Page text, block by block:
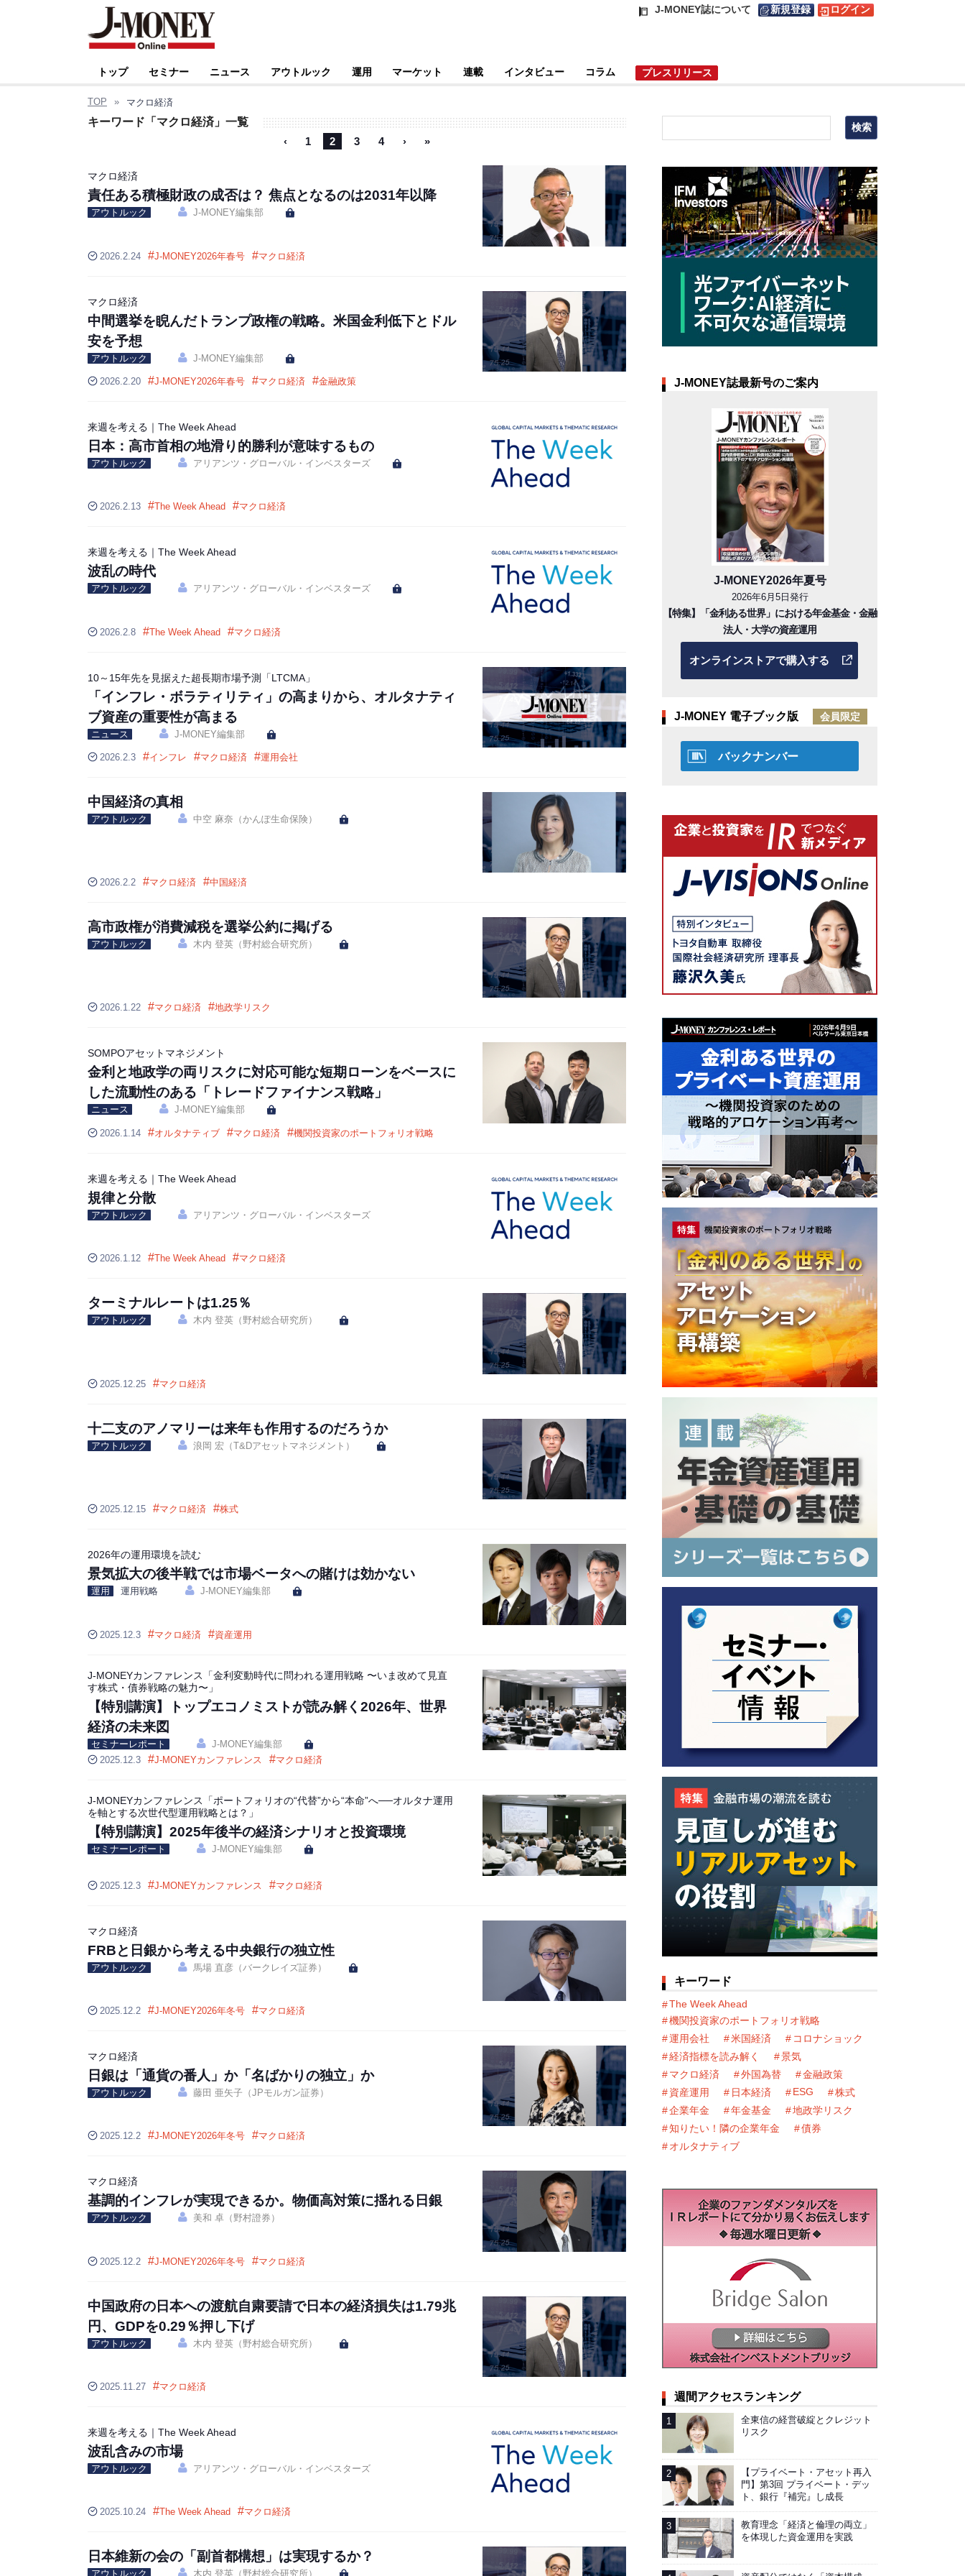
J-MONEY誌について 新規登録 ログイン
トップ セミナー ニュース アウトルック 運用 マーケット 連載 インタビュー コラム プレスリリース
TOP » マクロ経済
キーワード「マクロ経済」一覧
‹
1 2 3 4 › »
マクロ経済
責任ある積極財政の成否は？ 焦点となるのは2031年以降
アウトルック J-MONEY編集部
2026.2.24 #J-MONEY2026年春号 #マクロ経済
マクロ経済
中間選挙を睨んだトランプ政権の戦略。米国金利低下とドル
安を予想
アウトルック J-MONEY編集部
2026.2.20 #J-MONEY2026年春号 #マクロ経済 #金融政策
来週を考える｜The Week Ahead
日本：高市首相の地滑り的勝利が意味するもの
アウトルック アリアンツ・グローバル・インベスターズ
2026.2.13 #The Week Ahead #マクロ経済
来週を考える｜The Week Ahead
波乱の時代
アウトルック アリアンツ・グローバル・インベスターズ
2026.2.8 #The Week Ahead #マクロ経済
10～15年先を見据えた超長期市場予測「LTCMA」
「インフレ・ボラティリティ」の高まりから、オルタナティ
ブ資産の重要性が高まる
ニュース J-MONEY編集部
2026.2.3 #インフレ #マクロ経済 #運用会社
中国経済の真相
アウトルック 中空 麻奈（かんぽ生命保険）
2026.2.2 #マクロ経済 #中国経済
高市政権が消費減税を選挙公約に掲げる
アウトルック 木内 登英（野村総合研究所）
2026.1.22 #マクロ経済 #地政学リスク
SOMPOアセットマネジメント
金利と地政学の両リスクに対応可能な短期ローンをベースに
した流動性のある「トレードファイナンス戦略」
ニュース J-MONEY編集部
2026.1.14 #オルタナティブ #マクロ経済 #機関投資家のポートフォリオ戦略
来週を考える｜The Week Ahead
規律と分散
アウトルック アリアンツ・グローバル・インベスターズ
2026.1.12 #The Week Ahead #マクロ経済
ターミナルレートは1.25％
アウトルック 木内 登英（野村総合研究所）
2025.12.25 #マクロ経済
十二支のアノマリーは来年も作用するのだろうか
アウトルック 浪岡 宏（T&Dアセットマネジメント）
2025.12.15 #マクロ経済 #株式
2026年の運用環境を読む
景気拡大の後半戦では市場ベータへの賭けは効かない
運用 運用戦略 J-MONEY編集部
2025.12.3 #マクロ経済 #資産運用
J-MONEYカンファレンス「金利変動時代に問われる運用戦略 〜いま改めて見直
す株式・債券戦略の魅力〜」
【特別講演】トップエコノミストが読み解く2026年、世界
経済の未来図
セミナーレポート
J-MONEY編集部
2025.12.3
#J-MONEYカンファレンス #マクロ経済
J-MONEYカンファレンス「ポートフォリオの“代替”から“本命”へ──オルタナ運用
を軸とする次世代型運用戦略とは？」
【特別講演】2025年後半の経済シナリオと投資環境
セミナーレポート J-MONEY編集部
2025.12.3 #J-MONEYカンファレンス #マクロ経済
マクロ経済
FRBと日銀から考える中央銀行の独立性
アウトルック 馬場 直彦（バークレイズ証券）
2025.12.2 #J-MONEY2026年冬号 #マクロ経済
マクロ経済
日銀は「通貨の番人」か「名ばかりの独立」か
アウトルック 藤田 亜矢子（JPモルガン証券）
2025.12.2 #J-MONEY2026年冬号 #マクロ経済
マクロ経済
基調的インフレが実現できるか。物価高対策に揺れる日銀
アウトルック 美和 卓（野村證券）
2025.12.2 #J-MONEY2026年冬号 #マクロ経済
中国政府の日本への渡航自粛要請で日本の経済損失は1.79兆
円、GDPを0.29％押し下げ
アウトルック 木内 登英（野村総合研究所）
2025.11.27 #マクロ経済
来週を考える｜The Week Ahead
波乱含みの市場
アウトルック アリアンツ・グローバル・インベスターズ
2025.10.24 #The Week Ahead #マクロ経済
日本維新の会の「副首都構想」は実現するか？
アウトルック 木内 登英（野村総合研究所）
J-MONEY誌最新号のご案内
J-MONEY2026年夏号
2026年6月5日発行
【特集】「金利ある世界」における年金基金・金融
法人・大学の資産運用
オンラインストアで購入する
J-MONEY 電子ブック版 会員限定
バックナンバー
キーワード
The Week Ahead
機関投資家のポートフォリオ戦略
運用会社
米国経済
コロナショック
経済指標を読み解く
景気
マクロ経済
外国為替
金融政策
資産運用
日本経済 ESG
株式
企業年金
年金基金
地政学リスク
知りたい！隣の企業年金
債券
オルタナティブ
週間アクセスランキング
全東信の経営破綻とクレジット
リスク
【プライベート・アセット再入
門】第3回 プライベート・デッ
ト、銀行『補完』し成長
教育理念「経済と倫理の両立」
を体現した資金運用を実践